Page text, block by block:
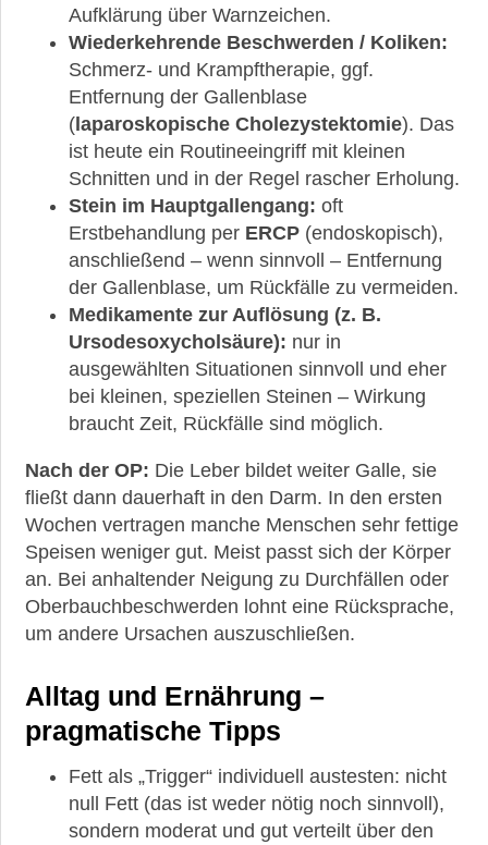
Aufklärung über Warnzeichen.
Wiederkehrende Beschwerden / Koliken:
Schmerz- und Krampftherapie, ggf.
Entfernung der Gallenblase
(laparoskopische Cholezystektomie). Das
ist heute ein Routineeingriff mit kleinen
Schnitten und in der Regel rascher Erholung.
Stein im Hauptgallengang: oft
Erstbehandlung per ERCP (endoskopisch),
anschließend – wenn sinnvoll – Entfernung
der Gallenblase, um Rückfälle zu vermeiden.
Medikamente zur Auflösung (z. B.
Ursodesoxycholsäure): nur in
ausgewählten Situationen sinnvoll und eher
bei kleinen, speziellen Steinen – Wirkung
braucht Zeit, Rückfälle sind möglich.
Nach der OP: Die Leber bildet weiter Galle, sie
fließt dann dauerhaft in den Darm. In den ersten
Wochen vertragen manche Menschen sehr fettige
Speisen weniger gut. Meist passt sich der Körper
an. Bei anhaltender Neigung zu Durchfällen oder
Oberbauchbeschwerden lohnt eine Rücksprache,
um andere Ursachen auszuschließen.
Alltag und Ernährung –
pragmatische Tipps
Fett als „Trigger“ individuell austesten: nicht
null Fett (das ist weder nötig noch sinnvoll),
sondern moderat und gut verteilt über den